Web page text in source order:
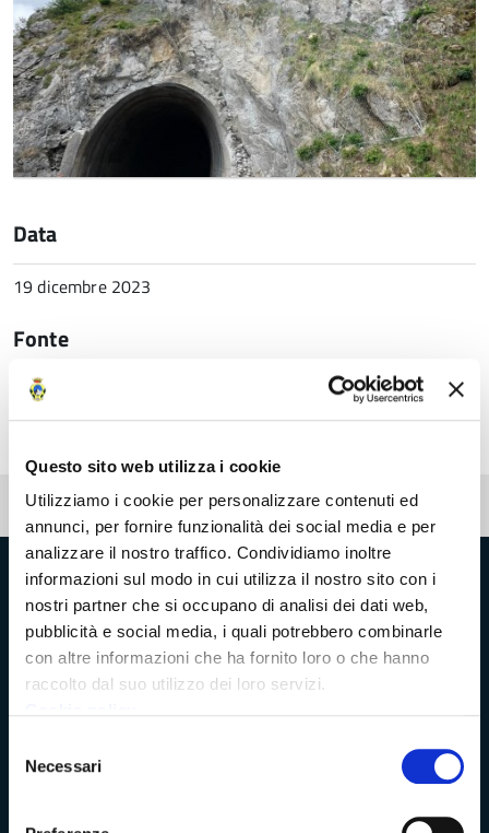
Questo sito web utilizza i cookie
Utilizziamo i cookie per personalizzare contenuti ed
annunci, per fornire funzionalità dei social media e per
analizzare il nostro traffico. Condividiamo inoltre
informazioni sul modo in cui utilizza il nostro sito con i
nostri partner che si occupano di analisi dei dati web,
pubblicità e social media, i quali potrebbero combinarle
con altre informazioni che ha fornito loro o che hanno
raccolto dal suo utilizzo dei loro servizi.
delNecessari
Data
19 dicembre 2023
Fonte
Settore Tecnico Provincia Massa-Carrara
Pubblicato: 19 dicembre 2023
Provincia di Massa‑Carrara
Trasparenza e Accessibilità
Amministrazione Trasparente